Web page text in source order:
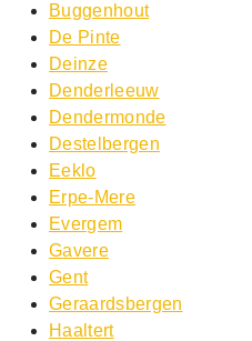
Buggenhout
De Pinte
Deinze
Denderleeuw
Dendermonde
Destelbergen
Eeklo
Erpe-Mere
Evergem
Gavere
Gent
Geraardsbergen
Haaltert